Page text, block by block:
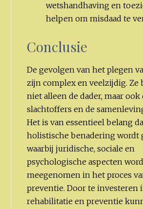
wetshandhaving en
helpen om misdaad te
Conclusie
De gevolgen van het plegen
zijn complex en veelzijdig. Ze
niet alleen de dader, maar ook
slachtoffers en de
Het is van essentieel belang
holistische benadering wordt
waarbij juridische, sociale en
psychologische aspecten
meegenomen in het proces
preventie. Door te investeren
rehabilitatie en preventie